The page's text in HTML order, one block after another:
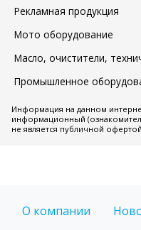
Рекламная продукция
Мото оборудование
Масло, очистители,
Промышленное
Информация на данном
информационный
не является публичной офертой.
О компании